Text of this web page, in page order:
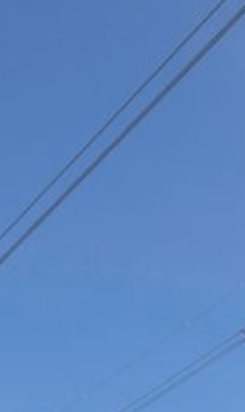
Online activiteiten